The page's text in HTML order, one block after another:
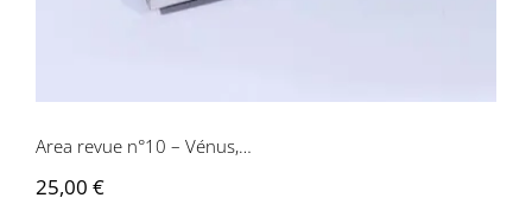
Area revue n°10 – Vénus,…
25,00 €